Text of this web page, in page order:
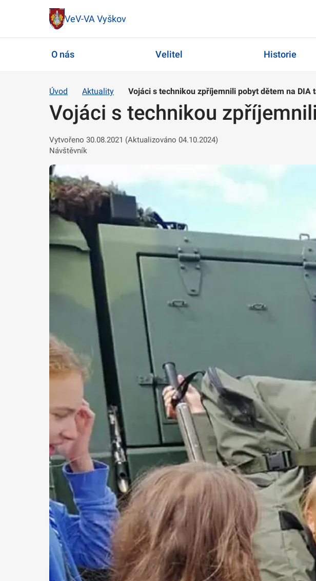
VeV-VA Vyškov
O nás Velitel Historie
Úvod Aktuality Vojáci s technikou zpříjemnili pobyt dětem na DIA
Vojáci s technikou
Vytvořeno 30.08.2021 (Aktualizováno 04.10.2024)
Návštěvník